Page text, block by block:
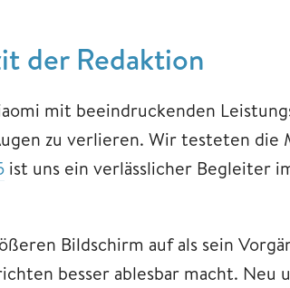
der Redaktion
mit beeindruckenden
zu verlieren. Wir testeten die
ist uns ein verlässlicher Begleiter
Bildschirm auf als sein
besser ablesbar macht. Neu